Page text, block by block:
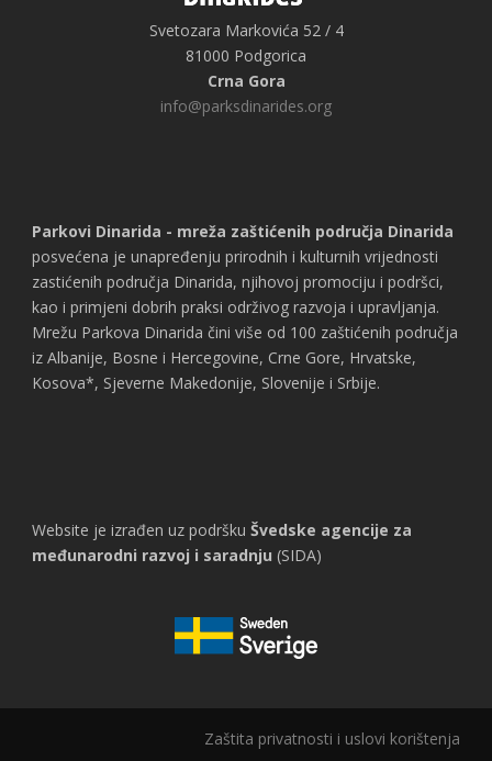
Svetozara Markovića 52 / 4
81000 Podgorica
Crna Gora
info@parksdinarides.org
Parkovi Dinarida - mreža zaštićenih područja Dinarida
posvećena je unapređenju prirodnih i kulturnih vrijednosti
zastićenih područja Dinarida, njihovoj promociju i podršci,
kao i primjeni dobrih praksi održivog razvoja i upravljanja.
Mrežu Parkova Dinarida čini više od 100 zaštićenih područja
iz Albanije, Bosne i Hercegovine, Crne Gore, Hrvatske,
Kosova*, Sjeverne Makedonije, Slovenije i Srbije.
Website je izrađen uz podršku Švedske agencije za
međunarodni razvoj i saradnju (SIDA)
Zaštita privatnosti i uslovi korištenja